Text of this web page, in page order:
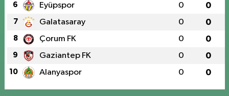
6 Eyüpspor 0 0
7 Galatasaray 0 0
8 Çorum FK 0 0
9 Gaziantep FK 0 0
10 Alanyaspor 0 0